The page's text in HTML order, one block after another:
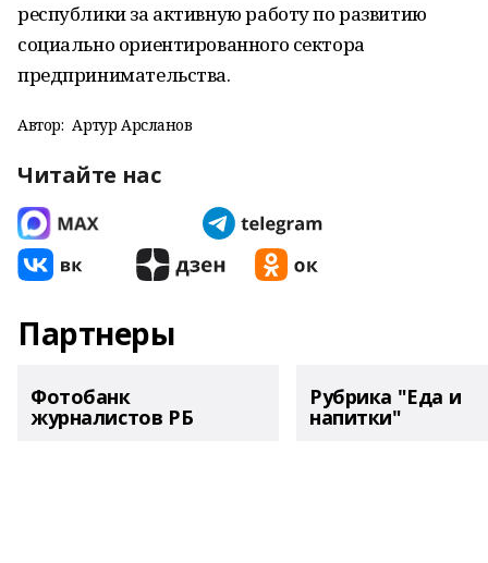
республики за активную работу по развитию
социально ориентированного сектора
предпринимательства.
Автор: Артур Арсланов
Читайте нас
Партнеры
Фотобанк
журналистов РБ
Рубрика "Еда и
напитки"